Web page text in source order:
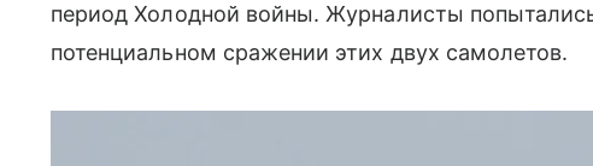
период Холодной войны. Журналисты
потенциальном сражении этих двух самолетов.